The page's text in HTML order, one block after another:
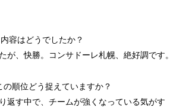
容はどうでしたか？
、快勝。コンサドーレ札幌、絶好調です。
順位どう捉えていますか？
返す中で、チームが強くなっている気がす